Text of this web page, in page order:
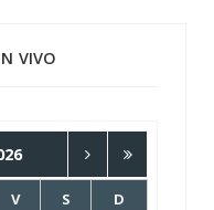
VIVO
V S
D